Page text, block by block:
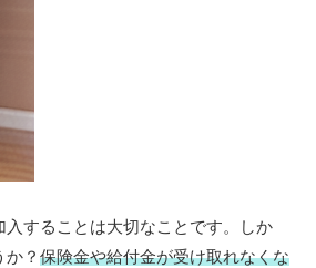
することは大切なことです。しか
？ 保険金や給付金が受け取れなくな